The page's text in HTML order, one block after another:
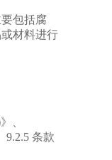
包括腐
材料进行
》、
9.2.5 条款